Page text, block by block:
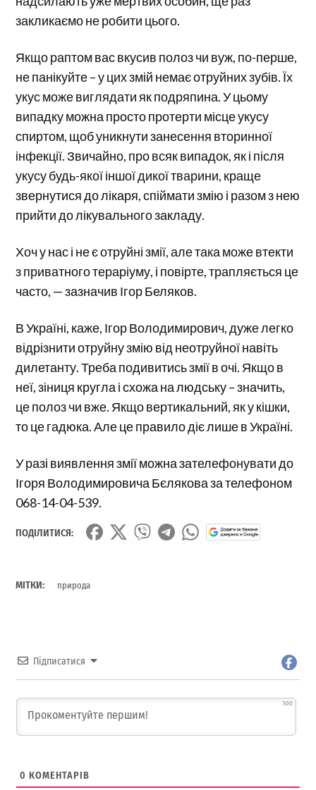
закликаємо не робити цього.
Якщо раптом вас вкусив полоз чи вуж, по-перше,
не панікуйте – у цих змій немає отруйних зубів. Їх
укус може виглядати як подряпина. У цьому
випадку можна просто протерти місце укусу
спиртом, щоб уникнути занесення вторинної
інфекції. Звичайно, про всяк випадок, як і після
укусу будь-якої іншої дикої тварини, краще
звернутися до лікаря, спіймати змію і разом з нею
прийти до лікувального закладу.
Хоч у нас і не є отруйні змії, але така може втекти
з приватного тераріуму, і повірте, трапляється це
часто, — зазначив Ігор Беляков.
В Україні, каже, Ігор Володимирович, дуже легко
відрізнити отруйну змію від неотруйної навіть
дилетанту. Треба подивитись змії в очі. Якщо в
неї, зіниця кругла і схожа на людську – значить,
це полоз чи вже. Якщо вертикальний, як у кішки,
то це гадюка. Але це правило діє лише в Україні.
У разі виявлення змії можна зателефонувати до
Ігоря Володимировича Бєлякова за телефоном
068-14-04-539.
ПОДІЛИТИСЯ:
МІТКИ: природа
Підписатися
500
0 КОМЕНТАРІВ